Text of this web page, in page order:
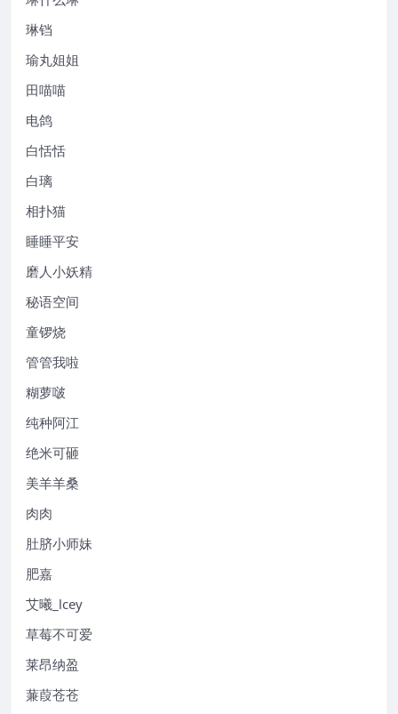
琳铛
瑜丸姐姐
田喵喵
电鸽
白恬恬
白璃
相扑猫
睡睡平安
磨人小妖精
秘语空间
童锣烧
管管我啦
糊萝啵
纯种阿江
绝米可砸
美羊羊桑
肉肉
肚脐小师妹
肥嘉
艾曦_lcey
草莓不可爱
莱昂纳盈
蒹葭苍苍